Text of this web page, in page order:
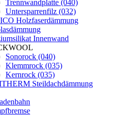
Trennwandplatte (040)
Untersparrenfilz (032)
Holzfaserdämmung
Innenwand
Sonorock (040)
Klemmrock (035)
Kernrock (035)
Steildachdämmung